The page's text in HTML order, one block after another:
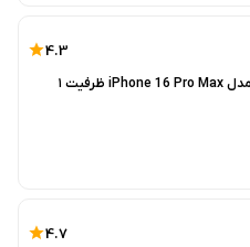
4.3
گوشی موبایل اپل مدل iPhone 16 Pro Max ظرفیت ۱
4.7